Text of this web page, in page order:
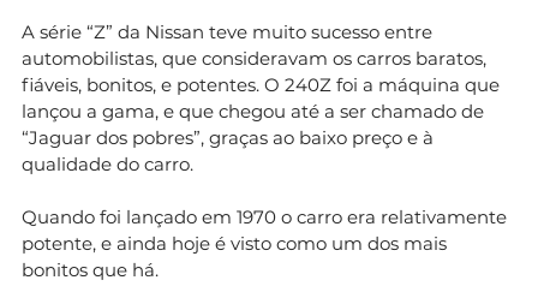
A série “Z” da Nissan teve muito sucesso entre
automobilistas, que consideravam os carros baratos,
fiáveis, bonitos, e potentes. O 240Z foi a máquina que
lançou a gama, e que chegou até a ser chamado de
“Jaguar dos pobres”, graças ao baixo preço e à
qualidade do carro.
Quando foi lançado em 1970 o carro era relativamente
potente, e ainda hoje é visto como um dos mais
bonitos que há.